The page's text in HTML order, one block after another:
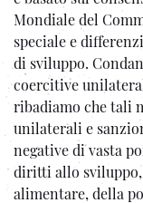
Mondiale del
speciale e
di sviluppo.
coercitive
ribadiamo che tali
unilaterali e
negative di vasta
diritti allo sviluppo,
alimentare, della